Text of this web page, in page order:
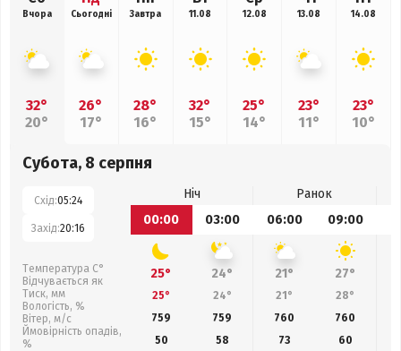
Вчора
32°
20°
Сьогодні
26°
17°
Завтра
28°
16°
11.08
32°
15°
12.08
25°
14°
13.08
23°
11°
14.08
23°
10°
Субота, 8 серпня
Схід:05:24
Захід:20:16
Температура С°
Відчувається як
Тиск, мм
Вологість, %
Вітер, м/с
Ймовірність опадів,
%
Ніч
Ранок
00:00
03:00 06:00 09:00
25° 24° 21° 27°
25° 24° 21° 28°
759
759 760 760
50
58 73 60